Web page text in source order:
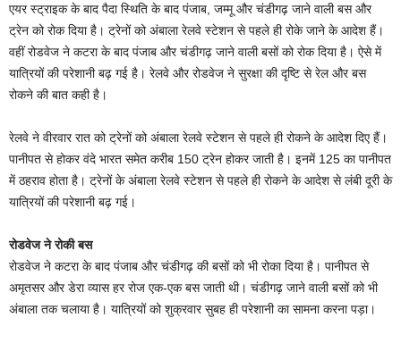
एयर स्ट्राइक के बाद पैदा स्थिति के बाद पंजाब, जम्मू और चंडीगढ़ जाने वाली बस और
ट्रेन को रोक दिया है। ट्रेनों को अंबाला रेलवे स्टेशन से पहले ही रोके जाने के आदेश हैं।
वहीं रोडवेज ने कटरा के बाद पंजाब और चंडीगढ़ जाने वाली बसों को रोक दिया है। ऐसे में
यात्रियों की परेशानी बढ़ गई है। रेलवे और रोडवेज ने सुरक्षा की दृष्टि से रेल और बस
रोकने की बात कही है।
रेलवे ने वीरवार रात को ट्रेनों को अंबाला रेलवे स्टेशन से पहले ही रोकने के आदेश दिए हैं।
पानीपत से होकर वंदे भारत समेत करीब 150 ट्रेन होकर जाती है। इनमें 125 का पानीपत
में ठहराव होता है। ट्रेनों के अंबाला रेलवे स्टेशन से पहले ही रोकने के आदेश से लंबी दूरी के
यात्रियों की परेशानी बढ़ गई।
रोडवेज ने रोकी बस
रोडवेज ने कटरा के बाद पंजाब और चंडीगढ़ की बसों को भी रोका दिया है। पानीपत से
अमृतसर और डेरा व्यास हर रोज एक-एक बस जाती थी। चंडीगढ़ जाने वाली बसों को भी
अंबाला तक चलाया है। यात्रियों को शुक्रवार सुबह ही परेशानी का सामना करना पड़ा।